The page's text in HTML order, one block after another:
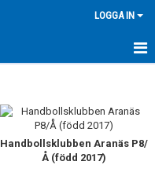
LOGGA IN
Handbollsklubben Aranäs P8/
Å (född 2017)